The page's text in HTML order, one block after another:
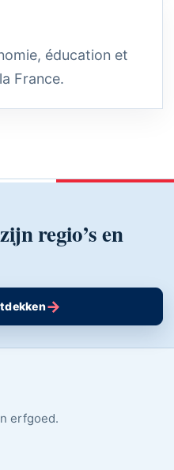
éducation et
France.
regio’s en
→
erfgoed.